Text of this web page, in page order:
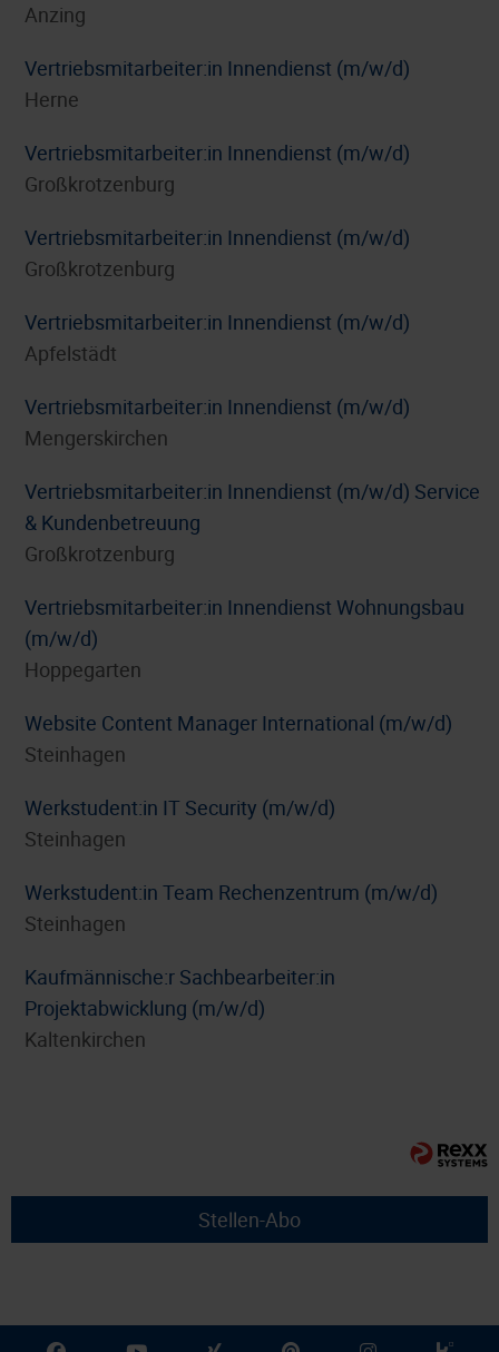
Anzing
Vertriebsmitarbeiter:in Innendienst (m/w/d)
Herne
Vertriebsmitarbeiter:in Innendienst (m/w/d)
Großkrotzenburg
Vertriebsmitarbeiter:in Innendienst (m/w/d)
Großkrotzenburg
Vertriebsmitarbeiter:in Innendienst (m/w/d)
Apfelstädt
Vertriebsmitarbeiter:in Innendienst (m/w/d)
Mengerskirchen
Vertriebsmitarbeiter:in Innendienst (m/w/d) Service
& Kundenbetreuung
Großkrotzenburg
Vertriebsmitarbeiter:in Innendienst Wohnungsbau
(m/w/d)
Hoppegarten
Website Content Manager International (m/w/d)
Steinhagen
Werkstudent:in IT Security (m/w/d)
Steinhagen
Werkstudent:in Team Rechenzentrum (m/w/d)
Steinhagen
⁠Kaufmännische:r Sachbearbeiter:in
Projektabwicklung (m/w/d)
Kaltenkirchen
Stellen-Abo